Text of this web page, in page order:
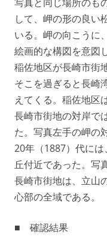
して、岬の形の良い
いる。岬の向こうに
絵画的な構図を意図
稲佐地区が長崎市街
そこを過ぎると長崎
えてくる。稲佐地区
長崎市街地の対岸で
た。写真左手の岬の
20年（1887）代に
丘付近であった。写
長崎市街地は、立山
心部の全域である。
■ 確認結果